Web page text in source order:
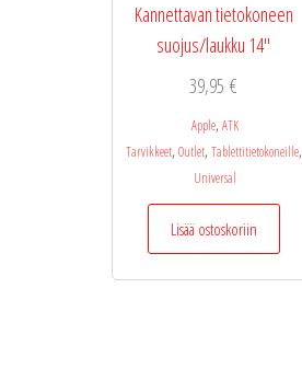
Kannettavan tietokoneen
suojus/laukku 14″
39,95€
Apple, ATK
Tarvikkeet, Outlet, Tablettitietokoneille,
Universal
Lisää ostoskoriin